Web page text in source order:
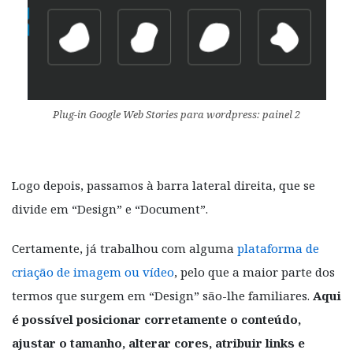
Plug-in Google Web Stories para wordpress: painel 2
Logo depois, passamos à barra lateral direita, que se
divide em “Design” e “Document”.
Certamente, já trabalhou com alguma plataforma de
criação de imagem ou vídeo, pelo que a maior parte dos
termos que surgem em “Design” são-lhe familiares. Aqui
é possível posicionar corretamente o conteúdo,
ajustar o tamanho, alterar cores, atribuir links e